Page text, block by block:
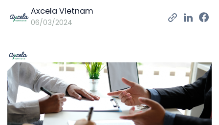
Axcela Vietnam
06/03/2024